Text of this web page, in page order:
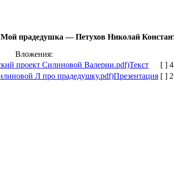
Мой прадедушка — Петухов Николай
Вложения:
Текст
[ ]
Презентация [ ]